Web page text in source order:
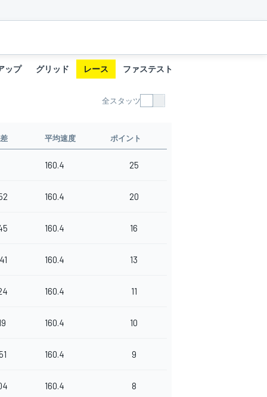
ップ グリッド レース ファステストラップ
全スタッツ
平均速度 ポイント
160.4 25
160.4 20
160.4 16
160.4 13
160.4 11
160.4 10
160.4 9
160.4 8